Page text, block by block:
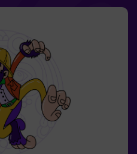
Passes estrets